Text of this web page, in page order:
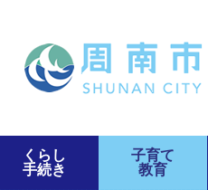
くらし
手続き
子育て
教育